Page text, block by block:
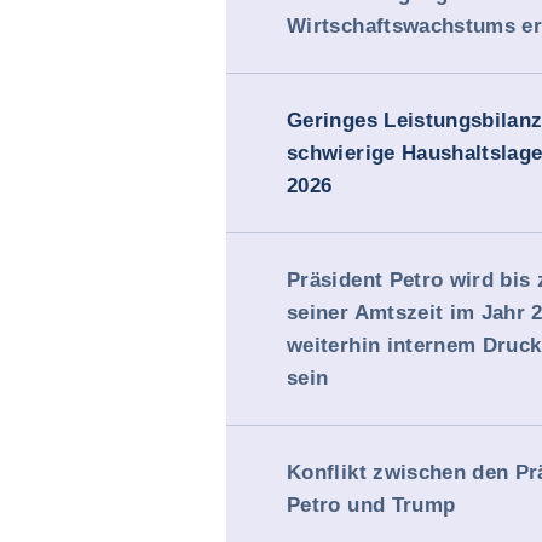
Wirtschaftswachstums
Geringes
schwierige
2026
Präsident Petro wird bis
seiner Amtszeit im Jahr
weiterhin internem
sein
Konflikt zwischen den
Petro und Trump